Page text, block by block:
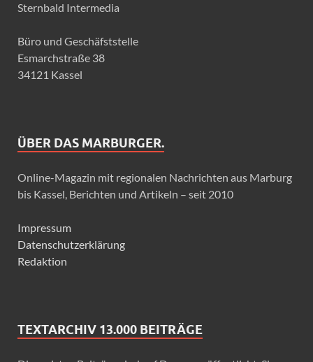
Sternbald Intermedia
Büro und Geschäfststelle
Esmarchstraße 38
34121 Kassel
ÜBER DAS MARBURGER.
Online-Magazin mit regionalen Nachrichten aus Marburg
bis Kassel, Berichten und Artikeln – seit 2010
Impressum
Datenschutzerklärung
Redaktion
TEXTARCHIV 13.000 BEITRÄGE